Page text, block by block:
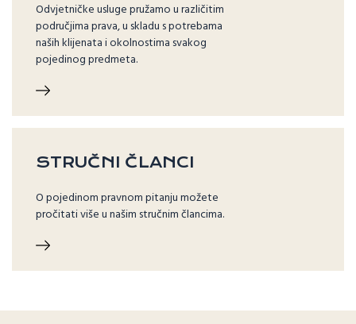
Odvjetničke usluge pružamo u različitim
područjima prava, u skladu s potrebama
naših klijenata i okolnostima svakog
pojedinog predmeta.
STRUČNI ČLANCI
O pojedinom pravnom pitanju možete
pročitati više u našim stručnim člancima.